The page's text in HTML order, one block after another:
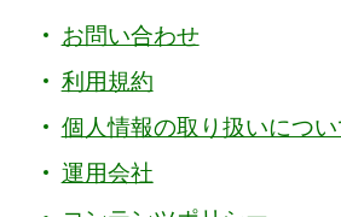
お問い合わせ
利用規約
個人情報の取り扱いについ
運用会社